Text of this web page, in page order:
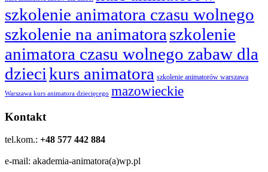
szkolenie animatora czasu wolnego
szkolenie na animatora szkolenie
animatora czasu wolnego zabaw dla
dziecikurs animatora szkolenie animatorów warszawa
Warszawa kurs animatora dziecięcego mazowieckie
Kontakt
tel.kom.: +48 577 442 884
e-mail: akademia-animatora(a)wp.pl